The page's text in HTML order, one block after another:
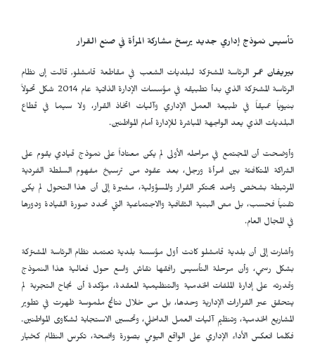
تأسيس نموذج إداري جديد يرسخ مشاركة المرأة في صنع القرار
بيريفان عمر الرئاسة المشتركة لبلديات الشعب في مقاطعة قامشلو, قالت إن نظام
الرئاسة المشتركة الذي بدأ تطبيقه في مؤسسات الإدارة الذاتية عام 2014 شكل تحولاً
بنيوياً عميقاً في طبيعة العمل الإداري وآليات اتخاذ القرار، ولا سيما في قطاع
البلديات الذي يعد الواجهة المباشرة للإدارة أمام المواطنين.
وأوضحت أن المجتمع في مراحله الأولى لم يكن معتاداً على نموذج قيادي يقوم على
الشراكة المتكافئة بين امرأة ورجل، بعد عقود من ترسيخ مفهوم السلطة الفردية
المرتبطة بشخص واحد يحتكر القرار والمسؤولية، مشيرة إلى أن هذا التحول لم يكن
تقنياً فحسب، بل مسّ البنية الثقافية والاجتماعية التي تحدد صورة القيادة ودورها
في المجال العام.
وأشارت إلى أن بلدية قامشلو كانت أول مؤسسة بلدية تعتمد نظام الرئاسة المشتركة
بشكل رسمي، وأن مرحلة التأسيس رافقها نقاش واسع حول فعالية هذا النموذج
وقدرته على إدارة الملفات الخدمية والتنظيمية المعقدة، مؤكدة أن نجاح التجربة لم
يتحقق عبر القرارات الإدارية وحدها، بل من خلال نتائج ملموسة ظهرت في تطوير
المشاريع الخدمية، وتنظيم آليات العمل الداخلي، وتحسين الاستجابة لشكاوى المواطنين.
فكلما انعكس الأداء الإداري على الواقع اليومي بصورة واضحة، تكرس النظام كخيار